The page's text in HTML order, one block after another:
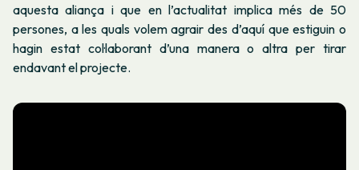
aquesta aliança i que en l’actualitat implica més de 50
persones, a les quals volem agrair des d’aquí que estiguin o
hagin estat col·laborant d’una manera o altra per tirar
endavant el projecte.